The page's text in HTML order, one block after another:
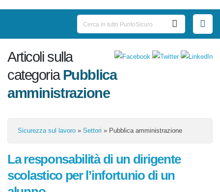
Articoli sulla
categoriaPubblica
amministrazione
Sicurezza sul lavoro»Settori»Pubblica amministrazione
La responsabilità di un dirigente
scolastico per l’infortunio di un